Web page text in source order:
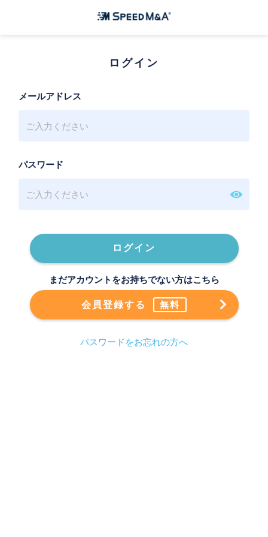
ログイン
メールアドレス
パスワード
ログイン
まだアカウントをお持ちでない方はこちら
会員登録する 無料
パスワードをお忘れの方へ